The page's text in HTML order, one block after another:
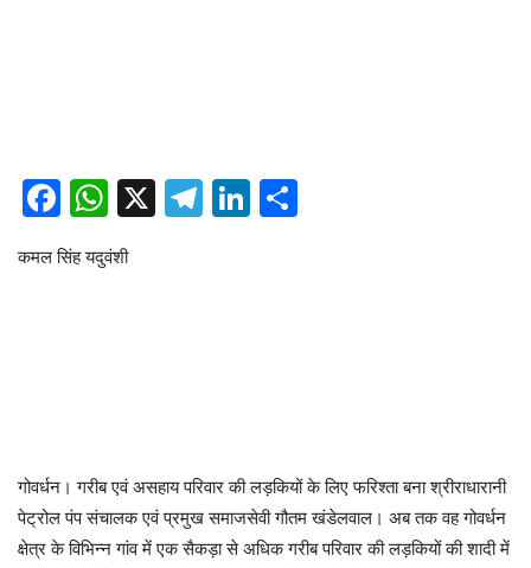
Facebook
WhatsApp
X Telegram
LinkedIn
कमल सिंह यदुवंशी
गोवर्धन। गरीब एवं असहाय परिवार की लड़कियों के लिए फरिश्ता बना श्रीराधारानी
पेट्रोल पंप संचालक एवं प्रमुख समाजसेवी गौतम खंडेलवाल। अब तक वह गोवर्धन
क्षेत्र के विभिन्न गांव में एक सैकड़ा से अधिक गरीब परिवार की लड़कियों की शादी में